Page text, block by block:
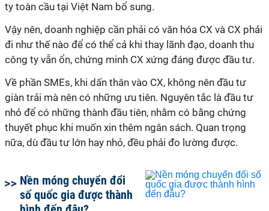
ty toàn cầu tại Việt Nam bổ sung.
Vậy nên, doanh nghiệp cần phải có văn hóa CX và CX phải
đi như thế nào để có thể cả khi thay lãnh đạo, doanh thu
công ty vẫn ổn, chứng minh CX xứng đáng được đầu tư.
Về phần SMEs, khi dấn thân vào CX, không nên đầu tư
giàn trải mà nên có những ưu tiên. Nguyên tắc là đầu tư
nhỏ để có những thành đầu tiên, nhằm có bằng chứng
thuyết phục khi muốn xin thêm ngân sách. Quan trọng
nữa, dù đầu tư lớn hay nhỏ, đều phải đo lường được.
Nền móng chuyển đổi
số quốc gia được thành